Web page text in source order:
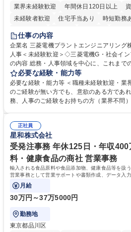
業界未経験歓迎
年間休日120日以上
未経験者歓迎
住宅手当あり 時短勤務
退職金あり
駅近5分以内
土日祝休み 服装自由
仕事の内容
企業名 三菱電機プラントエンジニアリング株式会社 求人名 【
人事＜未経験歓迎＞◇三菱電機G・社会インフ
の内容 総務・人事領域を中心に、これまで
します。 ＜具体的には＞ ・総務/人事労務（給与・社保・勤怠管理など）
・採用・教育研修 ・福利厚生運用 など ※基
採用や教育等の業務内容により、関西圏以
出張もございます。 ※担当業務を持ちつつ
必要な経験・能力等
必要な経験・能力等 ＜職種未経験歓迎・業
のご経験が無い方でも、意欲のある方であ
務、人事のご経験をお持ちの方（業界不問） ■求める人物像：・社内外
正社員
星和株式会社
受発注事務 年休125日・年収
料・健康食品の商社 営業事務
輸入される食品原料や食品添加物、健康食品等を扱
営業事務として営業サポートや書類作成、データ入
す。
月給
30万円～37万5000円
勤務地
東京都品川区